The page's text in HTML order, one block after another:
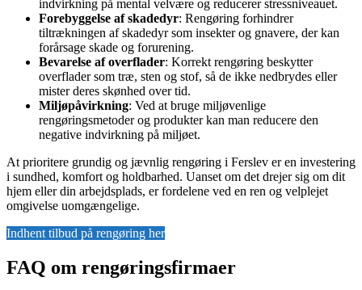
indvirkning på mental velvære og reducerer stressniveauet.
Forebyggelse af skadedyr: Rengøring forhindrer
tiltrækningen af skadedyr som insekter og gnavere, der kan
forårsage skade og forurening.
Bevarelse af overflader: Korrekt rengøring beskytter
overflader som træ, sten og stof, så de ikke nedbrydes eller
mister deres skønhed over tid.
Miljøpåvirkning: Ved at bruge miljøvenlige
rengøringsmetoder og produkter kan man reducere den
negative indvirkning på miljøet.
At prioritere grundig og jævnlig rengøring i Ferslev er en investering
i sundhed, komfort og holdbarhed. Uanset om det drejer sig om dit
hjem eller din arbejdsplads, er fordelene ved en ren og velplejet
omgivelse uomgængelige.
Indhent tilbud på rengøring her
FAQ om rengøringsfirmaer